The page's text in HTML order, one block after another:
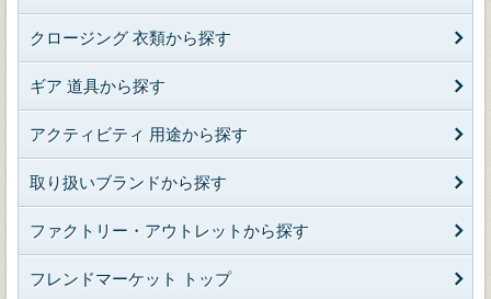
クロージング 衣類から探す
ギア 道具から探す
アクティビティ 用途から探す
取り扱いブランドから探す
ファクトリー・アウトレットから探す
フレンドマーケット トップ